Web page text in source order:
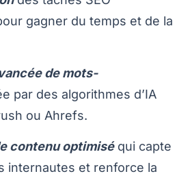
gagner du temps et de la
de mots-
par des algorithmes d’IA
ou Ahrefs.
contenu optimiséqui capte
internautes et renforce la